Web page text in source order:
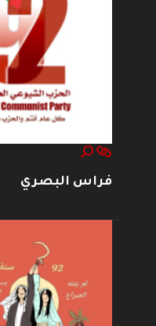
فراس البصري